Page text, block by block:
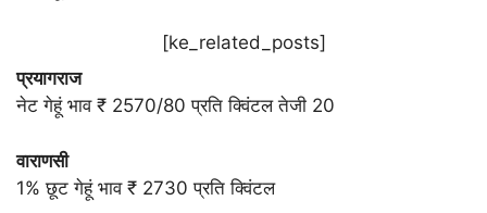
[ke_related_posts]
प्रयागराज
नेट गेहूं भाव ₹ 2570/80 प्रति क्विंटल तेजी 20
वाराणसी
1% छूट गेहूं भाव ₹ 2730 प्रति क्विंटल